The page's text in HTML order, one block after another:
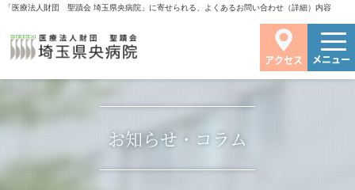
「医療法人財団 聖蹟会 埼玉県央病院」に寄せられる、よくあるお問い合わせ（詳細）内容
メニュー
アクセス
お知らせ・コラム